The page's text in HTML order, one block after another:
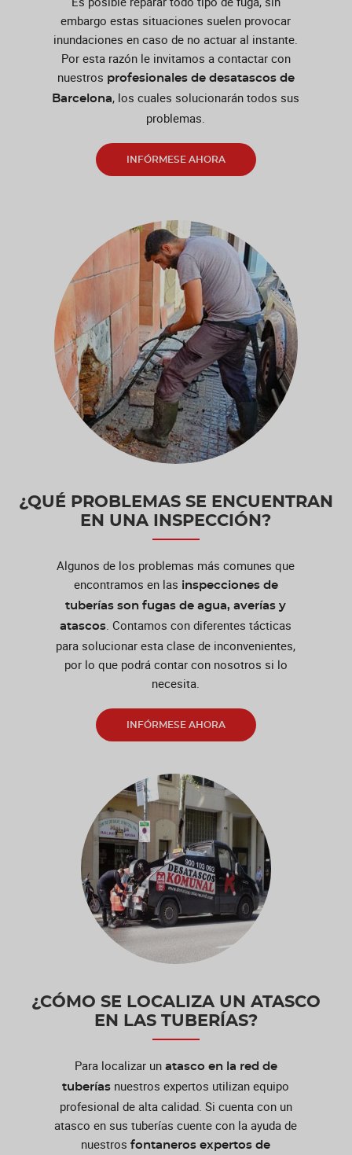
embargo estas situaciones suelen provocar
inundaciones en caso de no actuar al instante.
Por esta razón le invitamos a contactar con
nuestros profesionales de desatascos de
Barcelona, los cuales solucionarán todos sus
problemas.
INFÓRMESE AHORA
¿QUÉ PROBLEMAS SE ENCUENTRAN
EN UNA INSPECCIÓN?
Algunos de los problemas más comunes que
encontramos en las inspecciones de
tuberías son fugas de agua, averías y
atascos . Contamos con diferentes tácticas
para solucionar esta clase de inconvenientes,
por lo que podrá contar con nosotros si lo
necesita.
INFÓRMESE AHORA
¿CÓMO SE LOCALIZA UN ATASCO
EN LAS TUBERÍAS?
Para localizar un atasco en la red de
tuberías nuestros expertos utilizan equipo
profesional de alta calidad. Si cuenta con un
atasco en sus tuberías cuente con la ayuda de
nuestrosfontaneros expertos de